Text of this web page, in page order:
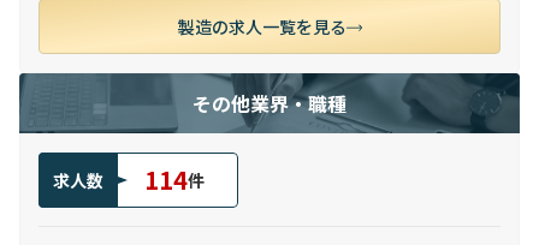
製造の求人一覧を見る
その他業界・職種
求人数 114件